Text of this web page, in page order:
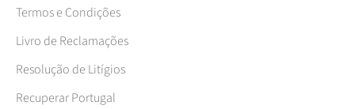
Termos e Condições
Livro de Reclamações
Resolução de Litígios
Recuperar Portugal